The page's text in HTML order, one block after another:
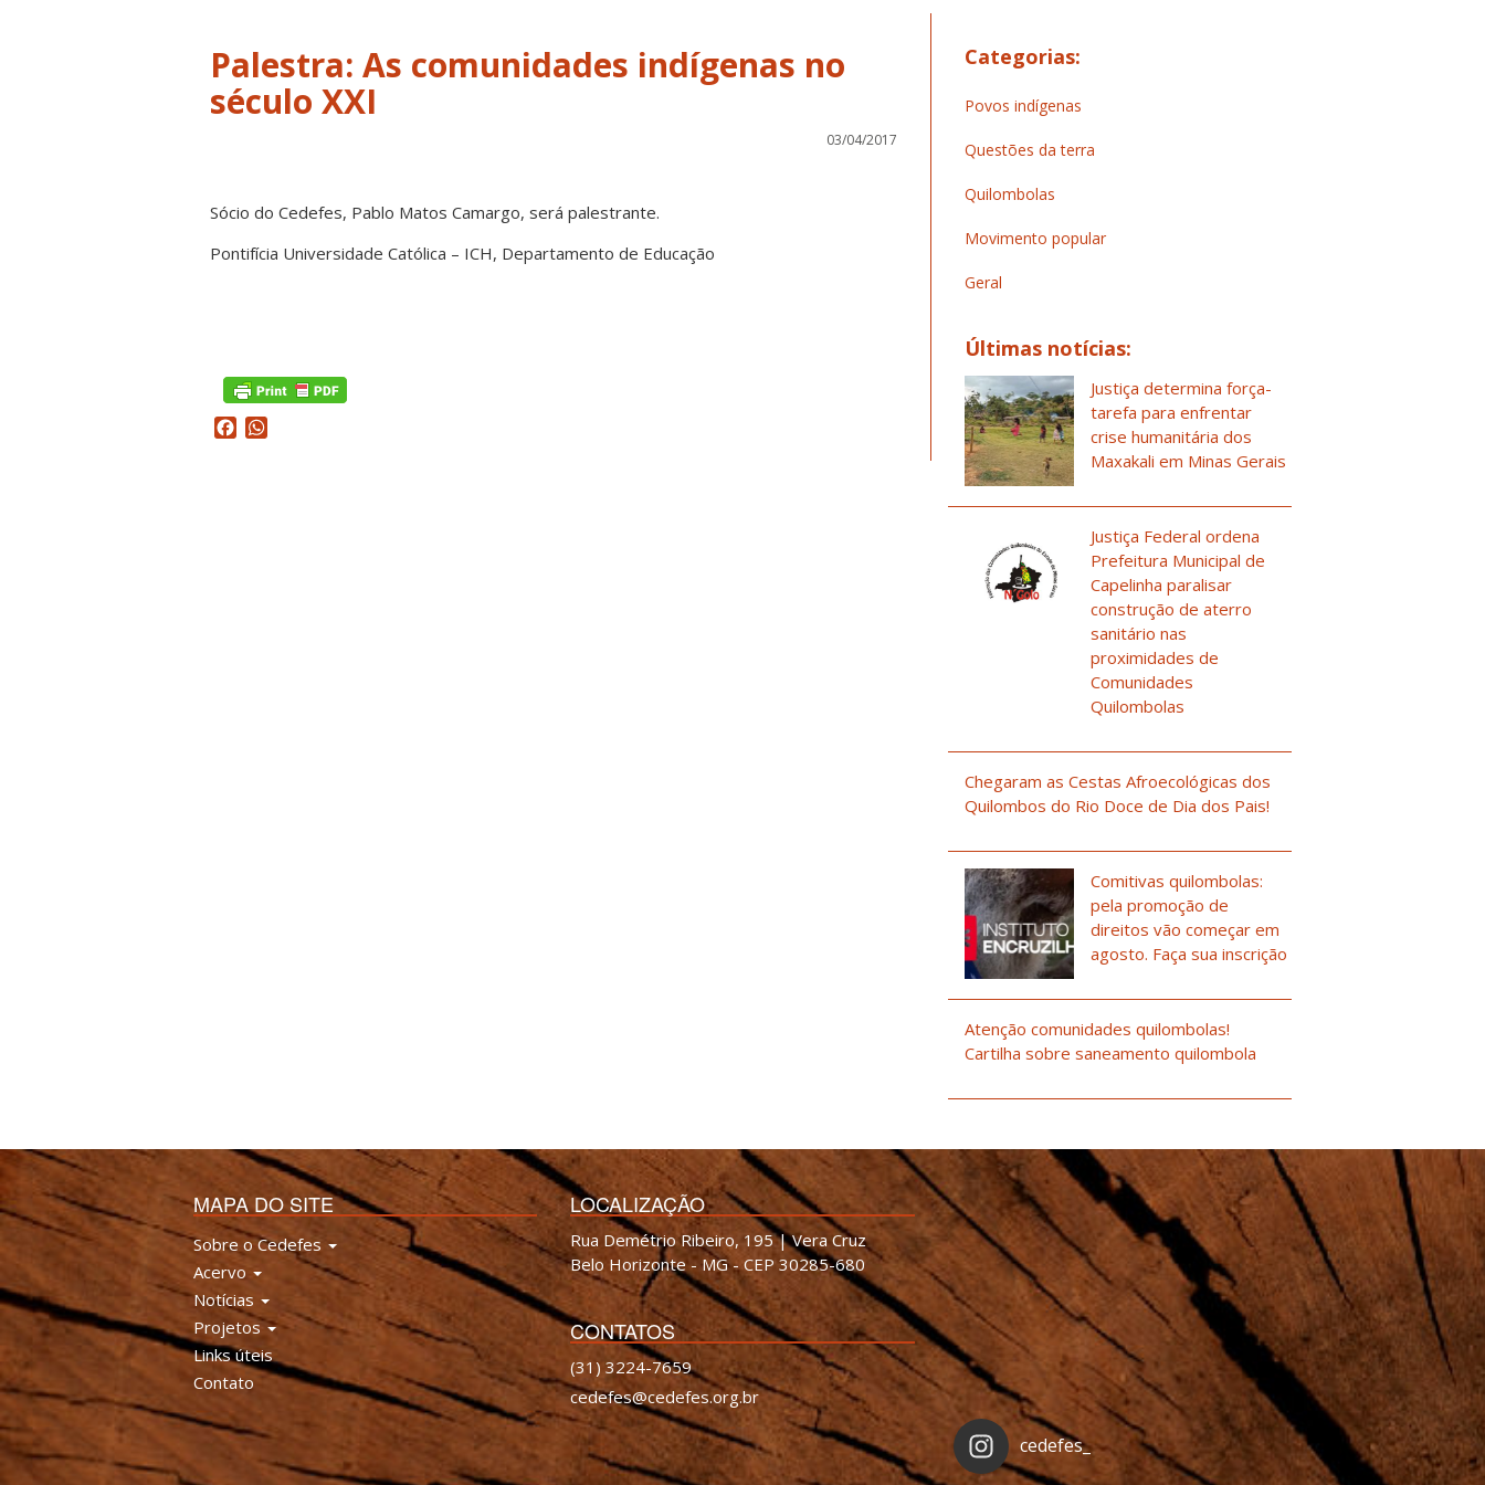
Palestra: As comunidades indígenas no
século XXI
03/04/2017
Sócio do Cedefes, Pablo Matos Camargo, será palestrante.
Pontifícia Universidade Católica – ICH, Departamento de Educação
Facebook
Categorias:
Povos indígenas
Questões da terra
Quilombolas
Movimento popular
Geral
Últimas notícias:
Justiça determina força-
tarefa para enfrentar
crise humanitária dos
Maxakali em Minas Gerais
Justiça Federal ordena
Prefeitura Municipal de
Capelinha paralisar
construção de aterro
sanitário nas
proximidades de
Comunidades
Quilombolas
Chegaram as Cestas Afroecológicas dos
Quilombos do Rio Doce de Dia dos Pais!
Comitivas quilombolas:
pela promoção de
direitos vão começar em
agosto. Faça sua inscrição
Atenção comunidades quilombolas!
Cartilha sobre saneamento quilombola
MAPA DO SITE
Sobre o Cedefes
Acervo
Notícias
Projetos
Links úteis
Contato
LOCALIZAÇÃO
Rua Demétrio Ribeiro, 195 | Vera Cruz
Belo Horizonte - MG - CEP 30285-680
CONTATOS
(31) 3224-7659
cedefes@cedefes.org.br
cedefes_